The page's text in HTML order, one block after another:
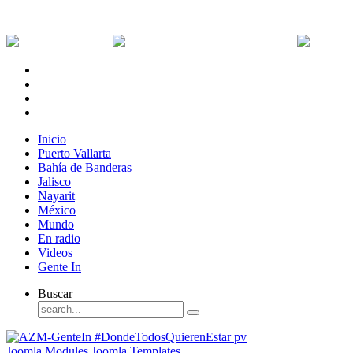
Inicio
Puerto Vallarta
Bahía de Banderas
Jalisco
Nayarit
México
Mundo
En radio
Videos
Gente In
Buscar